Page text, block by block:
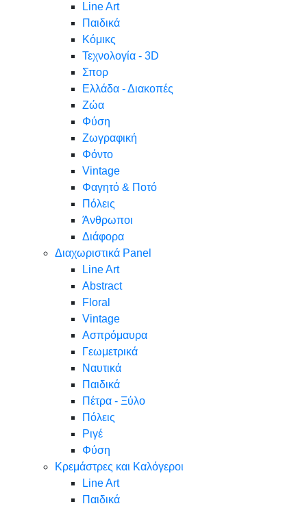
Line Art
Παιδικά
Κόμικς
Τεχνολογία - 3D
Σπορ
Ελλάδα - Διακοπές
Ζώα
Φύση
Ζωγραφική
Φόντο
Vintage
Φαγητό & Ποτό
Πόλεις
Άνθρωποι
Διάφορα
Διαχωριστικά Panel
Line Art
Abstract
Floral
Vintage
Ασπρόμαυρα
Γεωμετρικά
Ναυτικά
Παιδικά
Πέτρα - Ξύλο
Πόλεις
Ριγέ
Φύση
Κρεμάστρες και Καλόγεροι
Line Art
Παιδικά